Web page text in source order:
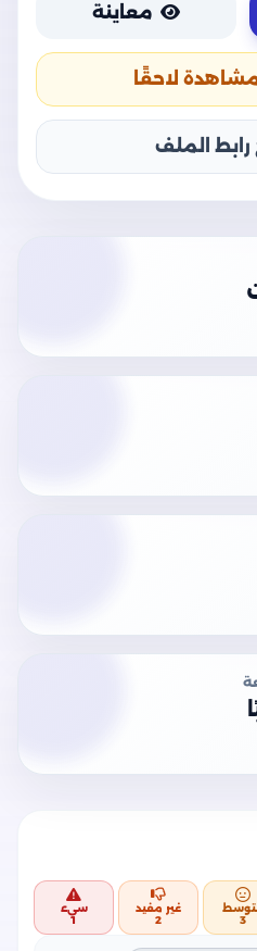
معاينة
لاحقًا
رابط الملف
3
غير مفيد
2
سيء
1